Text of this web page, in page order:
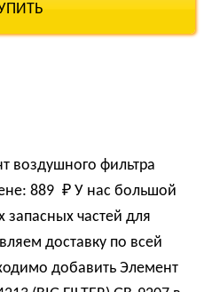
воздушного фильтра
889 ₽ У нас большой
запасных частей для
доставку по всей
добавить Элемент